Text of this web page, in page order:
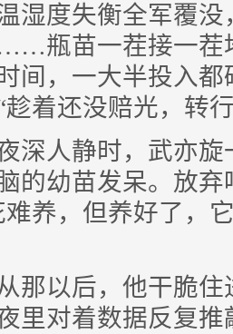
湿度失衡全军覆
瓶苗一茬接一茬
间，一大半投入
趁着还没赔光，转
人静时，武亦旋
的幼苗发呆。放
难养，但养好了，
以后，他干脆住
里对着数据反复